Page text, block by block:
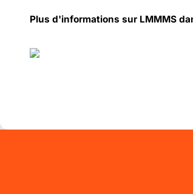
Plus d'informations sur LMMMS